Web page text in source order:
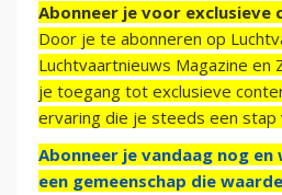
Abonneer je voor exclusieve
Door je te abonneren op
Luchtvaartnieuws Magazine en
je toegang tot exclusieve
ervaring die je steeds een
Abonneer je vandaag nog
een gemeenschap die